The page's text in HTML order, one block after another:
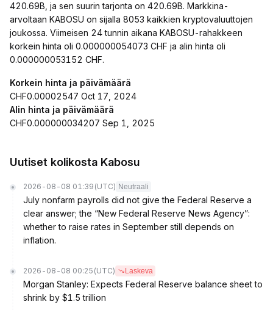
420.69B, ja sen suurin tarjonta on 420.69B. Markkina-
arvoltaan KABOSU on sijalla 8053 kaikkien kryptovaluuttojen
joukossa. Viimeisen 24 tunnin aikana KABOSU-rahakkeen
korkein hinta oli 0.000000054073 CHF ja alin hinta oli
0.000000053152 CHF.
Korkein hinta ja päivämäärä
CHF0.00002547 Oct 17, 2024
Alin hinta ja päivämäärä
CHF0.000000034207 Sep 1, 2025
Uutiset kolikosta Kabosu
2026-08-08 01:39 (UTC) Neutraali
July nonfarm payrolls did not give the Federal Reserve a
clear answer; the “New Federal Reserve News Agency”:
whether to raise rates in September still depends on
inflation.
2026-08-08 00:25 (UTC) Laskeva
Morgan Stanley: Expects Federal Reserve balance sheet to
shrink by $1.5 trillion